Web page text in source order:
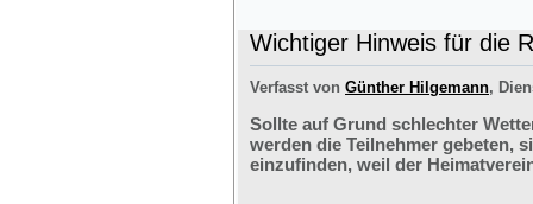
Wichtiger Hinweis für die
Verfasst von Günther Hilgemann,
Sollte auf Grund schlechter
werden die Teilnehmer gebeten,
einzufinden, weil der